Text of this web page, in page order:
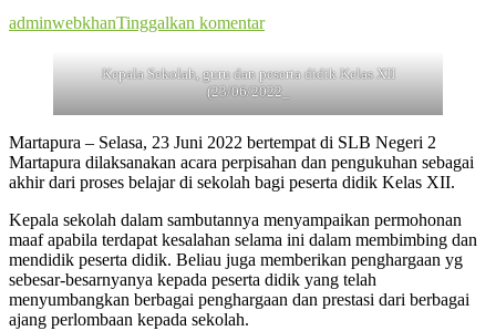
adminwebkhanTinggalkan komentar
Kepala Sekolah, guru dan peserta didik Kelas XII
(23/06/2022_
Martapura – Selasa, 23 Juni 2022 bertempat di SLB Negeri 2
Martapura dilaksanakan acara perpisahan dan pengukuhan sebagai
akhir dari proses belajar di sekolah bagi peserta didik Kelas XII.
Kepala sekolah dalam sambutannya menyampaikan permohonan
maaf apabila terdapat kesalahan selama ini dalam membimbing dan
mendidik peserta didik. Beliau juga memberikan penghargaan yg
sebesar-besarnyanya kepada peserta didik yang telah
menyumbangkan berbagai penghargaan dan prestasi dari berbagai
ajang perlombaan kepada sekolah.